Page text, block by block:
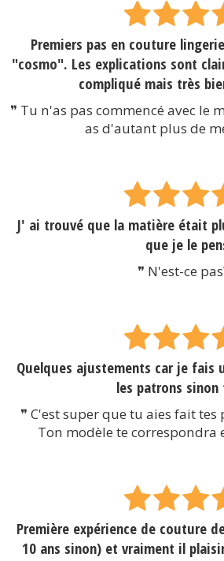
Premiers pas en couture
"cosmo". Les explications sont
compliqué mais très
❞ Tu n'as pas commencé avec le
as d'autant plus de
J' ai trouvé que la matière était
que je le
❞ N'est-ce
Quelques ajustements car je fais
les patrons sinon
❞ C'est super que tu aies fait
Ton modèle te correspondra
Première expérience de couture
10 ans sinon) et vraiment il